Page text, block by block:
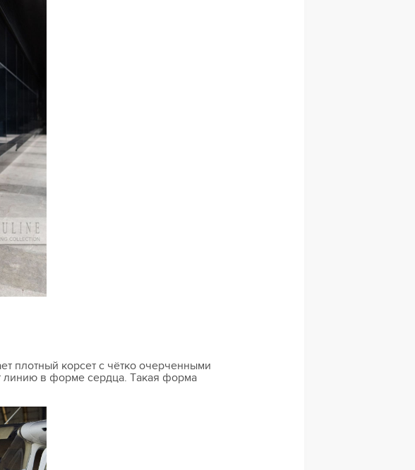
плотный корсет с чётко очерченными
линию в форме сердца. Такая форма